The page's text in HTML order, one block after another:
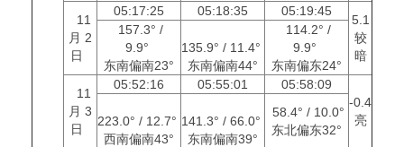
11
月 2
日
05:17:25 05:18:35 05:19:45
5.1
较
暗
157.3° /
9.9°
东南偏南23°
135.9° / 11.4°
东南偏南44°
114.2° /
9.9°
东南偏东24°
11
月 3
日
05:52:16 05:55:01
05:58:09
-0.4
亮
223.0° / 12.7°
西南偏南43°
141.3° / 66.0°
东南偏南39°
58.4° / 10.0°
东北偏东32°